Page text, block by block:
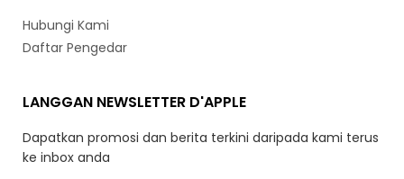
Hubungi Kami
Daftar Pengedar
LANGGAN NEWSLETTER D'APPLE
Dapatkan promosi dan berita terkini daripada kami terus
ke inbox anda